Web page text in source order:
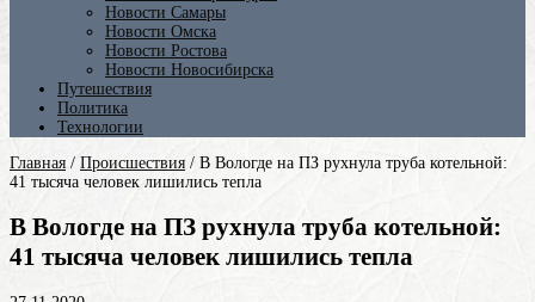
Новости Самары
Новости Омска
Новости Ростова
Новости Новосибирска
Путешествия
Политика
Технологии
Главная / Происшествия / В Вологде на ПЗ рухнула труба котельной:
41 тысяча человек лишились тепла
В Вологде на ПЗ рухнула труба котельной:
41 тысяча человек лишились тепла